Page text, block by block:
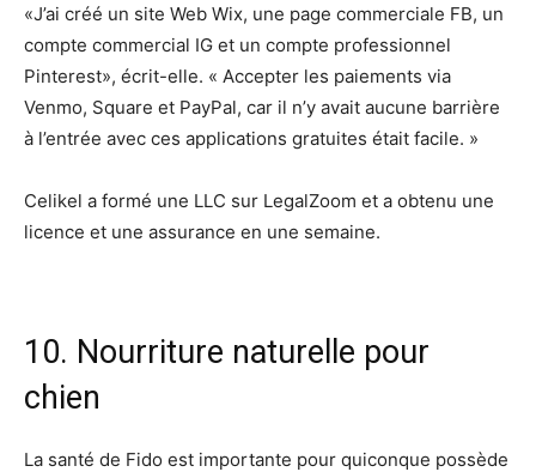
«J’ai créé un site Web Wix, une page commerciale FB, un
compte commercial IG et un compte professionnel
Pinterest», écrit-elle. « Accepter les paiements via
Venmo, Square et PayPal, car il n’y avait aucune barrière
à l’entrée avec ces applications gratuites était facile. »
Celikel a formé une LLC sur LegalZoom et a obtenu une
licence et une assurance en une semaine.
10. Nourriture naturelle pour
chien
La santé de Fido est importante pour quiconque possède